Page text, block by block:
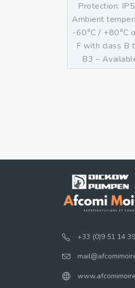
Protection:
Ambient
-60°C / +80°C
F with class B
B3 –
+33 (0)9 51 14